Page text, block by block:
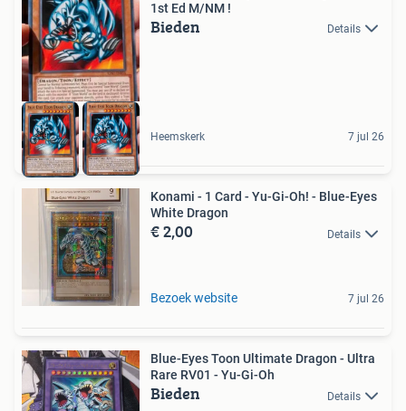
1st Ed M/NM !
Bieden Details
Heemskerk 7 jul 26
Konami - 1 Card - Yu-Gi-Oh! - Blue-Eyes
White Dragon
€ 2,00 Details
Bezoek website 7 jul 26
Blue-Eyes Toon Ultimate Dragon - Ultra
Rare RV01 - Yu-Gi-Oh
Bieden Details